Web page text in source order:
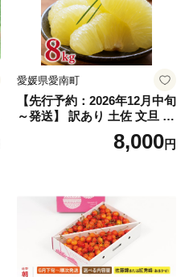
愛媛県愛南町
【先行予約：2026年12月中旬
～発送】 訳あり 土佐 文旦 8k
g (Mサイズ以上サイズミック
ス) 8000円 わけあり ぶんた
産 農家直送 期間限定 特産品
サイズミックス くらもとフ
ァーム 愛南町 愛媛県
8,000円